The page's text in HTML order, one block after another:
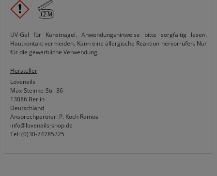
UV-Gel für Kunstnägel. Anwendungshinweise bitte sorgfältig lesen.
Hautkontakt vermeiden. Kann eine allergische Reaktion hervorrufen. Nur
für die gewerbliche Verwendung.
Hersteller
Lovenails
Max-Steinke-Str. 36
13086 Berlin
Deutschland
Ansprechpartner: P. Koch Ramos
info@lovenails-shop.de
Tel: (0)30-74785225